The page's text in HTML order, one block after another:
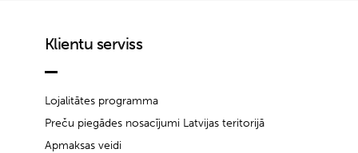
Klientu serviss
Lojalitātes programma
Preču piegādes nosacījumi Latvijas teritorijā
Apmaksas veidi